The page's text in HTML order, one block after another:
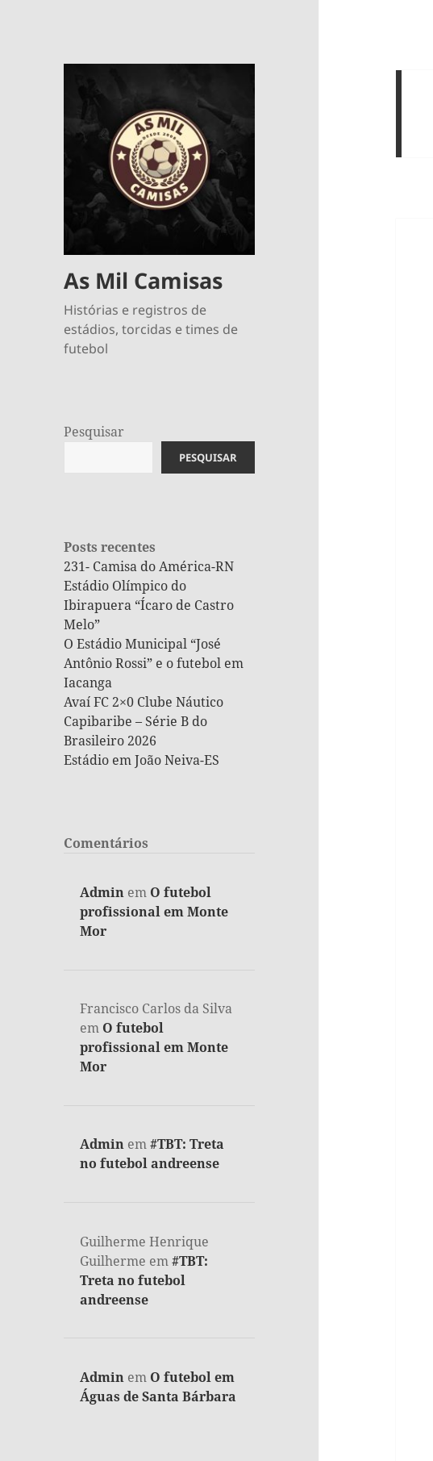
As Mil Camisas
Histórias e registros de
estádios, torcidas e times de
futebol
Pesquisar
PESQUISAR
Posts recentes
231- Camisa do América-RN
Estádio Olímpico do
Ibirapuera “Ícaro de Castro
Melo”
O Estádio Municipal “José
Antônio Rossi” e o futebol em
Iacanga
Avaí FC 2×0 Clube Náutico
Capibaribe – Série B do
Brasileiro 2026
Estádio em João Neiva-ES
Comentários
Admin em O futebol
profissional em Monte
Mor
Francisco Carlos da Silva
em O futebol
profissional em Monte
Mor
Admin em#TBT: Treta
no futebol andreense
Guilherme Henrique
Guilherme em#TBT:
Treta no futebol
andreense
Admin em O futebol em
Águas de Santa Bárbara